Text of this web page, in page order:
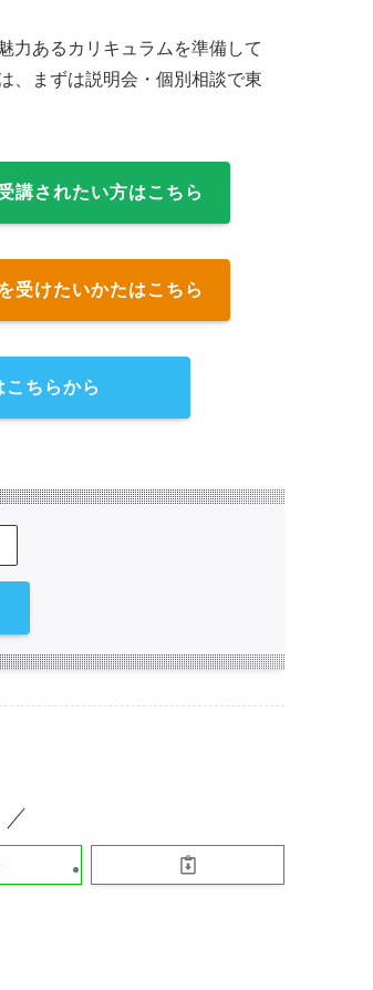
力あるカリキュラムを準備して
、まずは説明会・個別相談で東
講されたい方はこちら
受けたいかたはこちら
ちらから